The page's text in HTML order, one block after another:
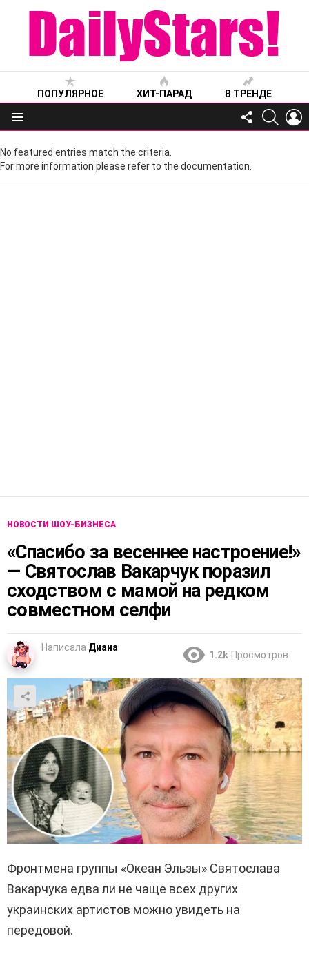
ПОПУЛЯРНОЕ ХИТ-ПАРАД В ТРЕНДЕ
Меню
FOLLOW
US
No featured entries match the criteria.
For more information please refer to the documentation.
НОВОСТИ ШОУ-БИЗНЕСА
«Спасибо за весеннее настроение!»
— Святослав Вакарчук поразил
сходством с мамой на редком
совместном селфи
Написала Диана
1.2k Просмотров
Фронтмена группы «Океан Эльзы» Святослава
Вакарчука едва ли не чаще всех других
украинских артистов можно увидеть на
передовой.